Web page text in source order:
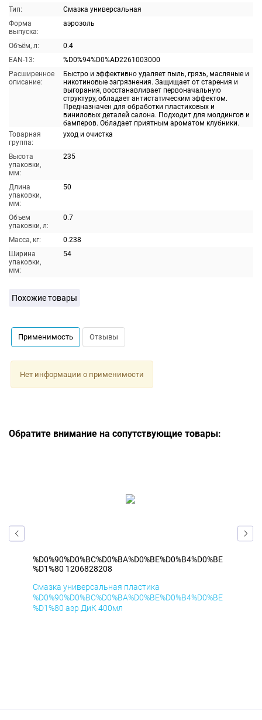
Тип:
Смазка универсальная
Форма
выпуска:
аэрозоль
Объём, л:
0.4
EAN-13:
%D0%94%D0%AD2261003000
Расширенное
описание:
Быстро и эффективно удаляет пыль, грязь, масляные и
никотиновые загрязнения. Защищает от старения и
выгорания, восстанавливает первоначальную
структуру, обладает антистатическим эффектом.
Предназначен для обработки пластиковых и
виниловых деталей салона. Подходит для молдингов и
бамперов. Обладает приятным ароматом клубники.
Товарная
группа:
уход и очистка
Высота
упаковки,
мм:
235
Длина
упаковки,
мм:
50
Объем
упаковки, л:
0.7
Масса, кг:
0.238
Ширина
упаковки,
мм:
54
Похожие товары
Применимость Отзывы
Нет информации о применимости
Обратите внимание на сопутствующие товары:
%D0%90%D0%BC%D0%BA%D0%BE%D0%B4%D0%BE
%D1%80 1206828208
Смазка универсальная пластика
%D0%90%D0%BC%D0%BA%D0%BE%D0%B4%D0%BE
%D1%80 аэр ДиК 400мл